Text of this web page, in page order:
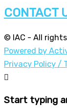
CONTACT
© IAC - All rights
Powered by
Privacy Policy /
Start typing